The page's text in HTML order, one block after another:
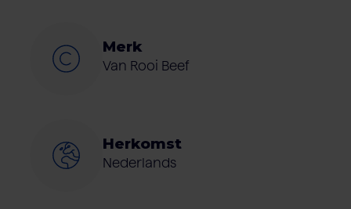
Merk
Van Rooi Beef
Herkomst
Nederlands